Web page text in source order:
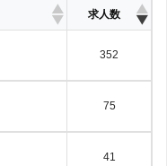
求人数
352
75
41